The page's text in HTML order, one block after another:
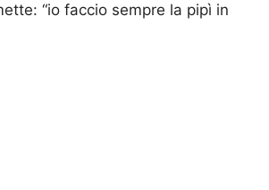
“io faccio sempre la pipì in